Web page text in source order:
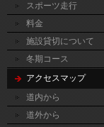
スポーツ走行
料金
施設貸切について
冬期コース
アクセスマップ
道内から
道外から